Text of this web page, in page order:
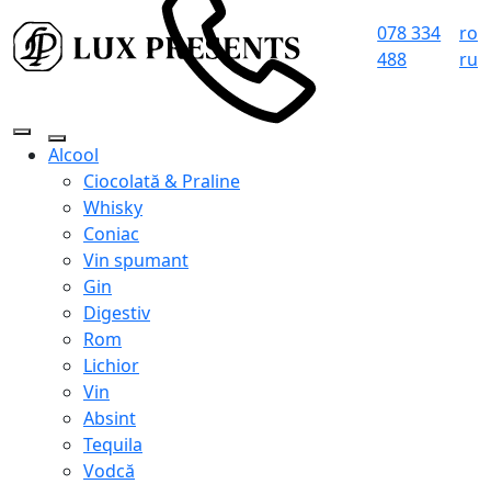
078 334
488
ro
ru
Alcool
Ciocolată & Praline
Whisky
Coniac
Vin spumant
Gin
Digestiv
Rom
Lichior
Vin
Absint
Tequila
Vodcă